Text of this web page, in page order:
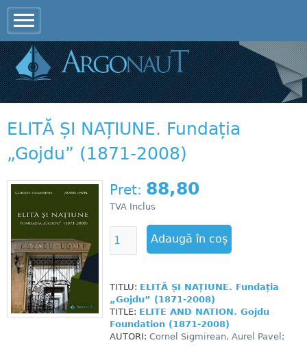
ELITĂ ȘI NAȚIUNE. Fundația
„Gojdu” (1871-2008)
Pret: 88,80
TVA Inclus
TITLU: ELITĂ ȘI NAȚIUNE. Fundația
„Gojdu” (1871-2008)
TITLE: ELITE AND NATION. Gojdu
Foundation (1871-2008)
AUTORI: Cornel Sigmirean, Aurel Pavel;